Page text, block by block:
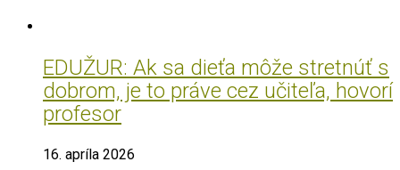
EDUŽUR: Ak sa dieťa môže stretnúť s
dobrom, je to práve cez učiteľa, hovorí
profesor
16. apríla 2026